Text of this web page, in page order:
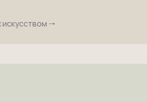
🠒